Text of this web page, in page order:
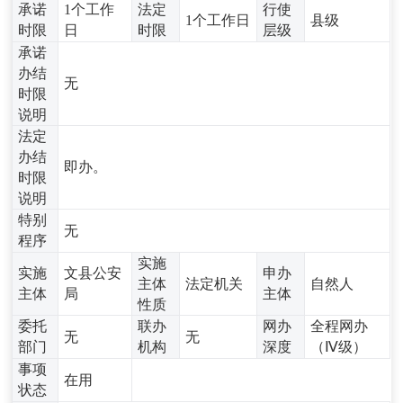
承诺
时限
1个工作
日
法定
时限
1个工作日
行使
层级
县级
承诺
办结
时限
说明
无
法定
办结
时限
说明
即办。
特别
程序
无
实施
主体
文县公安
局
实施
主体
性质
法定机关
申办
主体
自然人
委托
部门
无
联办
机构
无
网办
深度
全程网办
（Ⅳ级）
事项
状态
在用